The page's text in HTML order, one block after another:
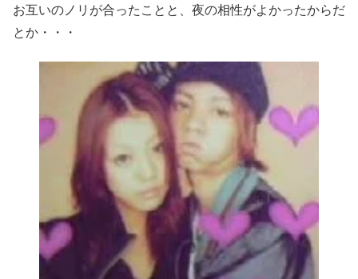
お互いのノリが合ったことと、夜の相性がよかったからだ
とか・・・